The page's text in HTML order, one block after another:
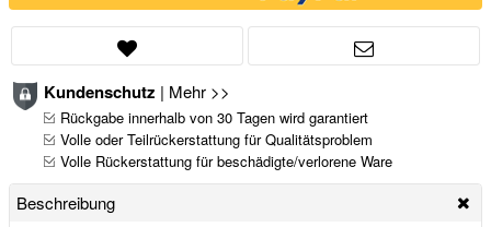
Kundenschutz | Mehr >>
Rückgabe innerhalb von 30 Tagen wird garantiert
Volle oder Teilrückerstattung für Qualitätsproblem
Volle Rückerstattung für beschädigte/verlorene Ware
Beschreibung